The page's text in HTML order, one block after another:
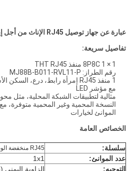
عبارة عن جهاز توصيل RJ45 الإناث من أجل إيثيرنت
تفاصيل سريعة:
8P8C 1 × 1 منفذ THT RJ45
رقم الطراز: MJ88B-B011-RVL11-P
1 منفذ RJ45 إمرأة رابط، درع، السكن الأسود
مع مؤشر LED
مثالية لتطبيقات الشبكة المحلية، مثل
النسخة المحمية وغير المحمية متوفرة،
الموانئ لخيارات
الخصائص العامة
سلسلة: RJ45 منخفضة الوضوح
عدد الموانئ:
1x1
التوجيه:
الزاوية